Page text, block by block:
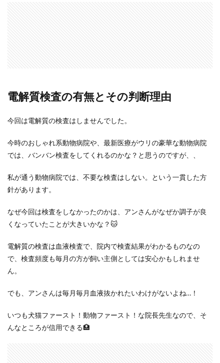
電解質検査の有無とその判断理由
今回は電解質の検査はしませんでした。
今時のおしゃれ系動物病院や、最新医療がウリの豪華な動物病院
では、バンバン検査をしてくれるのかな？と思うのですが、、
私が通う動物病院では、不要な検査はしない。という一貫した方
針があります。
なぜ今回は検査をしなかったのかは、アンさんがなぜか調子が良
くなっていたことが大きいかな？🐱
電解質の検査は血液検査で、院内で検査結果がわかるものなの
で、検査頻度も毎月の方が飼い主側としては安心かもしれませ
ん。
でも、アンさんは毎月毎月血液抜かれたいわけがないよね…！
いつも犬猫ファースト！動物ファースト！な院長先生なので、そ
んなところが信用できる🏥